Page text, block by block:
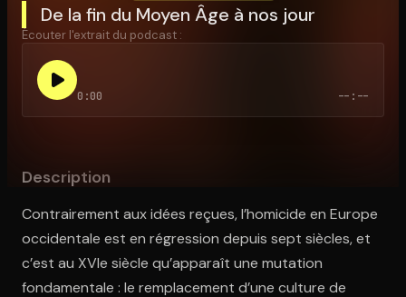
De la fin du Moyen Âge à nos jour
Écouter l'extrait du podcast :
0:00 --:--
Description
Contrairement aux idées reçues, l’homicide en Europe
occidentale est en régression depuis sept siècles, et
c’est au XVIe siècle qu’apparaît une mutation
fondamentale : le remplacement d’une culture de